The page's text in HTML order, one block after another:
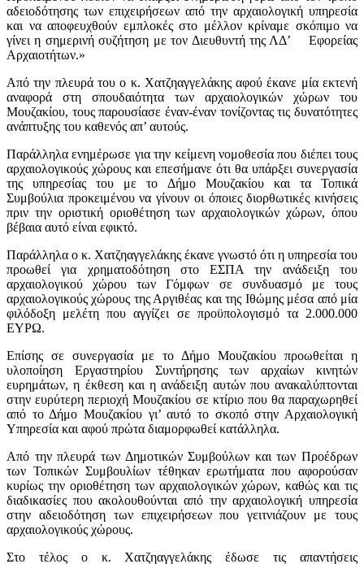
αδειοδότησης των επιχειρήσεων από την αρχαιολογική υπηρεσία
και να αποφευχθούν εμπλοκές στο μέλλον κρίναμε σκόπιμο να
γίνει η σημερινή συζήτηση με τον Διευθυντή της ΛΔ’
Εφορείας
Αρχαιοτήτων.»
Από την πλευρά του ο κ. Χατζηαγγελάκης αφού έκανε μία εκτενή
αναφορά στη σπουδαιότητα των αρχαιολογικών χώρων του
Μουζακίου, τους παρουσίασε έναν-έναν τονίζοντας τις δυνατότητες
ανάπτυξης του καθενός απ’ αυτούς.
Παράλληλα ενημέρωσε για την κείμενη νομοθεσία που διέπει τους
αρχαιολογικούς χώρους και επεσήμανε ότι θα υπάρξει συνεργασία
της υπηρεσίας του με το Δήμο Μουζακίου και τα Τοπικά
Συμβούλια προκειμένου να γίνουν οι όποιες διορθωτικές κινήσεις
πριν την οριστική οριοθέτηση των αρχαιολογικών χώρων, όπου
βέβαια αυτό είναι εφικτό.
Παράλληλα ο κ. Χατζηαγγελάκης έκανε γνωστό ότι η υπηρεσία του
προωθεί για χρηματοδότηση στο ΕΣΠΑ την ανάδειξη του
αρχαιολογικού χώρου των Γόμφων σε συνδυασμό με τους
αρχαιολογικούς χώρους της Αργιθέας και της Ιθώμης μέσα από μία
φιλόδοξη μελέτη που αγγίζει σε προϋπολογισμό τα 2.000.000
ΕΥΡΩ.
Επίσης σε συνεργασία με το Δήμο Μουζακίου προωθείται η
υλοποίηση Εργαστηρίου Συντήρησης των αρχαίων κινητών
ευρημάτων, η έκθεση και η ανάδειξη αυτών που ανακαλύπτονται
στην ευρύτερη περιοχή Μουζακίου σε κτίριο που θα παραχωρηθεί
από το Δήμο Μουζακίου γι’ αυτό το σκοπό στην Αρχαιολογική
Υπηρεσία και αφού πρώτα διαμορφωθεί κατάλληλα.
Από την πλευρά των Δημοτικών Συμβούλων και των Προέδρων
των Τοπικών Συμβουλίων τέθηκαν ερωτήματα που αφορούσαν
κυρίως την οριοθέτηση των αρχαιολογικών χώρων, καθώς και τις
διαδικασίες που ακολουθούνται από την αρχαιολογική υπηρεσία
στην αδειοδότηση των επιχειρήσεων που γειτνιάζουν με τους
αρχαιολογικούς χώρους.
Στο τέλος ο κ. Χατζηαγγελάκης έδωσε τις απαντήσεις